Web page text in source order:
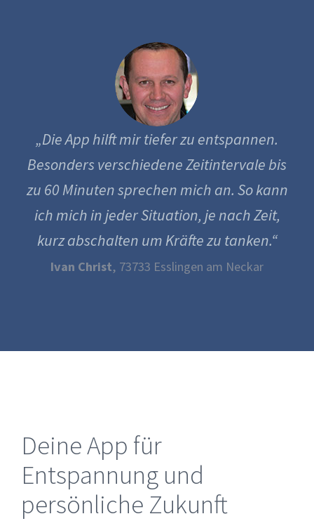
„Die App hilft mir tiefer zu entspannen.
Besonders verschiedene Zeitintervale bis
zu 60 Minuten sprechen mich an. So kann
ich mich in jeder Situation, je nach Zeit,
kurz abschalten um Kräfte zu tanken.“
Ivan Christ, 73733 Esslingen am Neckar
Deine App für
Entspannung und
persönliche Zukunft